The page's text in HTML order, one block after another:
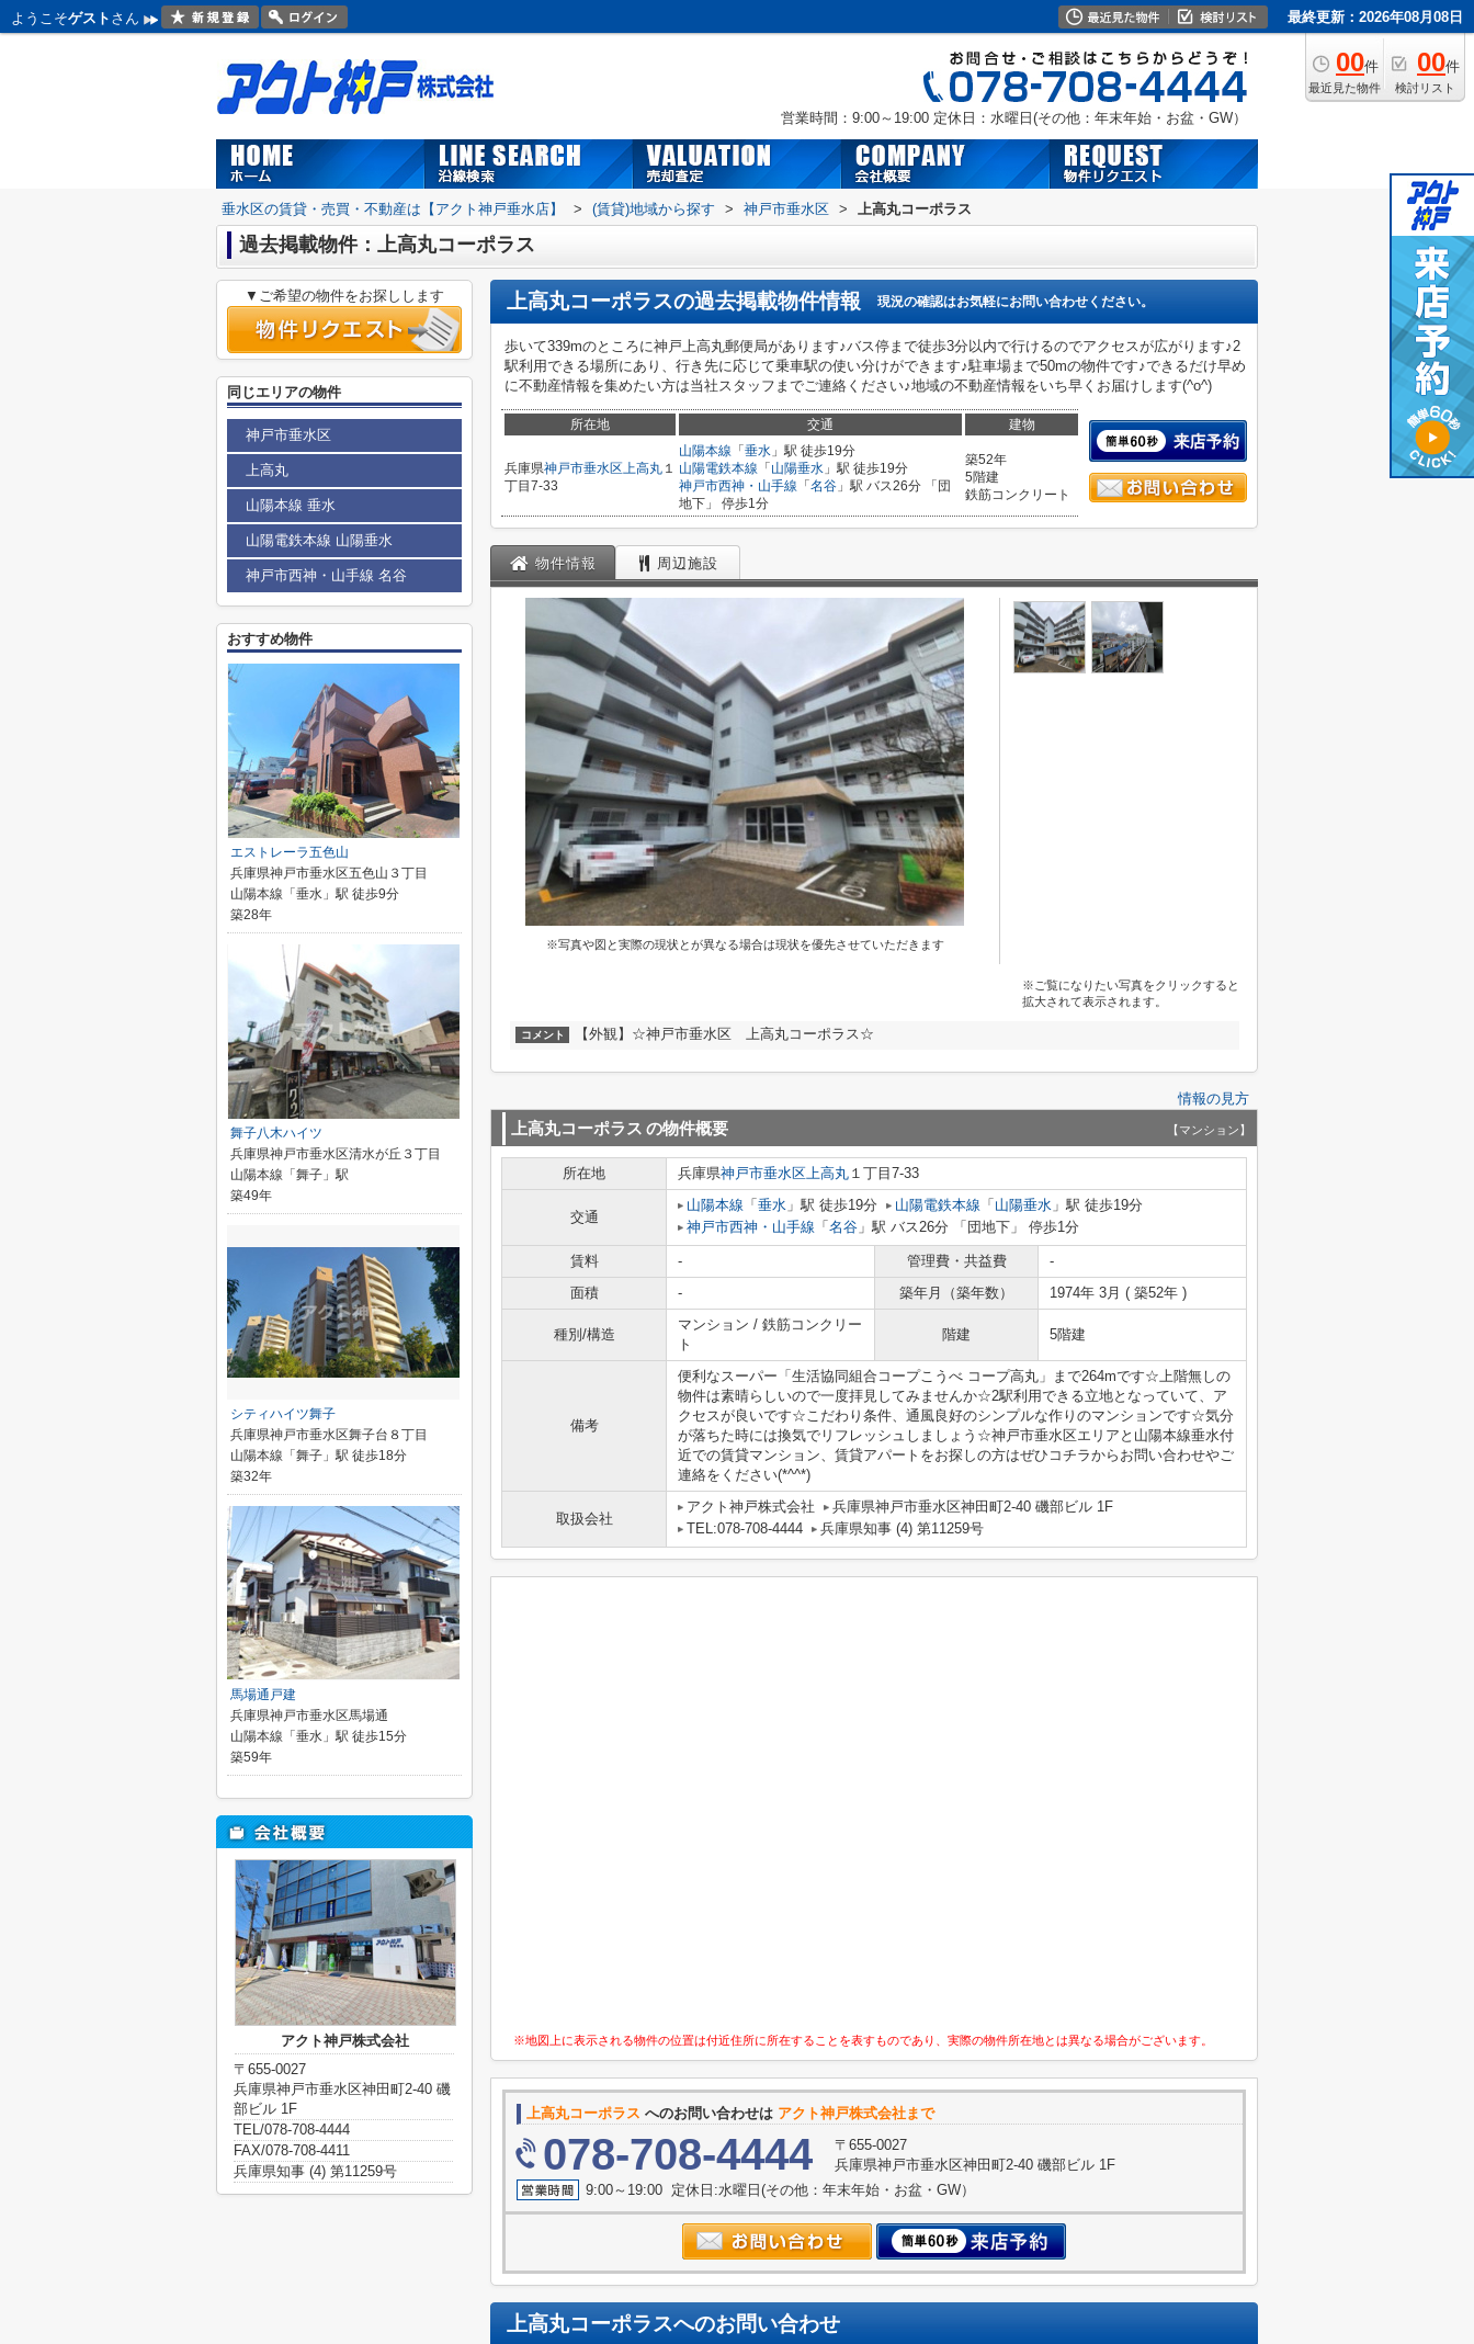
ようこそゲスト さん 最終更新：2026年08月08日
00件
最近見た物件
00件
検討リスト
営業時間：9:00～19:00 定休日：水曜日(その他：年末年始・お盆・GW）
垂水区の賃貸・売買・不動産は【アクト神戸垂水店】 > (賃貸)地域から探す > 神戸市垂水区 > 上高丸コーポラス
過去掲載物件：上高丸コーポラス
上高丸コーポラスの過去掲載物件情報 現況の確認はお気軽にお問い合わせください。
歩いて339mのところに神戸上高丸郵便局があります♪バス停まで徒歩3分以内で行けるのでアクセスが広がります♪2
駅利用できる場所にあり、行き先に応じて乗車駅の使い分けができます♪駐車場まで50mの物件です♪できるだけ早め
に不動産情報を集めたい方は当社スタッフまでご連絡ください♪地域の不動産情報をいち早くお届けします(^o^)
所在地 交通 建物
兵庫県神戸市垂水区上高丸 １
丁目7-33
山陽本線 「 垂水 」駅 徒歩19分
山陽電鉄本線 「 山陽垂水 」駅 徒歩19分
神戸市西神・山手線 「 名谷 」駅 バス26分 「団
地下」 停歩1分
築52年
5階建
鉄筋コンクリート
物件情報 周辺施設
※写真や図と実際の現状とが異なる場合は現状を優先させていただきます
※ご覧になりたい写真をクリックすると
拡大されて表示されます。
コメント 【外観】☆神戸市垂水区 上高丸コーポラス☆
情報の見方
上高丸コーポラス の物件概要 【マンション】
所在地 兵庫県神戸市垂水区上高丸 １丁目7-33
交通
山陽本線 「 垂水 」駅 徒歩19分 山陽電鉄本線 「 山陽垂水 」駅 徒歩19分
神戸市西神・山手線 「 名谷 」駅 バス26分 「団地下」 停歩1分
賃料 - 管理費・共益費
-
面積
- 築年月（築年数） 1974年 3月 ( 築52年 )
種別/構造
マンション / 鉄筋コンクリー
ト
階建 5階建
備考
便利なスーパー「生活協同組合コープこうべ コープ高丸」まで264mです☆上階無しの
物件は素晴らしいので一度拝見してみませんか☆2駅利用できる立地となっていて、ア
クセスが良いです☆こだわり条件、通風良好のシンプルな作りのマンションです☆気分
が落ちた時には換気でリフレッシュしましょう☆神戸市垂水区エリアと山陽本線垂水付
近での賃貸マンション、賃貸アパートをお探しの方はぜひコチラからお問い合わせやご
連絡をください(*^^*)
取扱会社
アクト神戸株式会社
兵庫県神戸市垂水区神田町2-40 磯部ビル 1F
TEL:078-708-4444
兵庫県知事 (4) 第11259号
※地図上に表示される物件の位置は付近住所に所在することを表すものであり、実際の物件所在地とは異なる場合がございます。
上高丸コーポラス へのお問い合わせは アクト神戸株式会社まで
078-708-4444
〒655-0027
兵庫県神戸市垂水区神田町2-40 磯部ビル 1F
9:00～19:00 定休日:水曜日(その他：年末年始・お盆・GW）
上高丸コーポラスへのお問い合わせ
▼ご希望の物件をお探しします
同じエリアの物件
神戸市垂水区
上高丸
山陽本線 垂水
山陽電鉄本線 山陽垂水
神戸市西神・山手線 名谷
おすすめ物件
エストレーラ五色山
兵庫県神戸市垂水区五色山３丁目
山陽本線「垂水」駅 徒歩9分
築28年
舞子八木ハイツ
兵庫県神戸市垂水区清水が丘３丁目
山陽本線「舞子」駅
築49年
シティハイツ舞子
兵庫県神戸市垂水区舞子台８丁目
山陽本線「舞子」駅 徒歩18分
築32年
馬場通戸建
兵庫県神戸市垂水区馬場通
山陽本線「垂水」駅 徒歩15分
築59年
アクト神戸株式会社
〒655-0027
兵庫県神戸市垂水区神田町2-40 磯
部ビル 1F
TEL/078-708-4444
FAX/078-708-4411
兵庫県知事 (4) 第11259号